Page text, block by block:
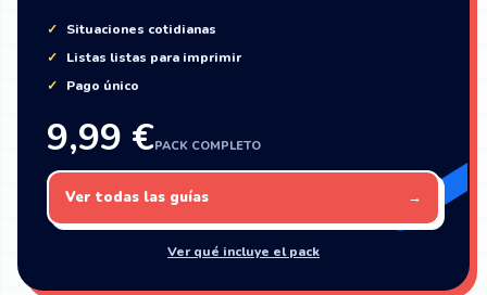
Situaciones cotidianas
Listas listas para imprimir
Pago único
9,99 €PACK COMPLETO
Ver todas las guías →
Ver qué incluye el pack